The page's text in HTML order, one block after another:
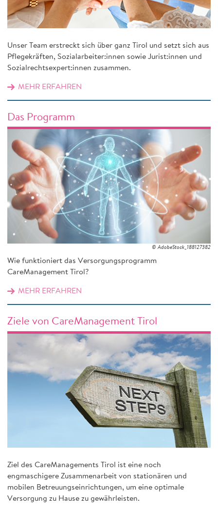
Unser Team erstreckt sich über ganz Tirol und setzt sich aus
Pflegekräften, Sozialarbeiter:innen sowie Jurist:innen und
Sozialrechtsexpert:innen zusammen.
MEHR ERFAHREN
Das Programm
© AdobeStock_188127382
Wie funktioniert das Versorgungsprogramm
CareManagement Tirol?
MEHR ERFAHREN
Ziele von CareManagement Tirol
Ziel des CareManagements Tirol ist eine noch
engmaschigere Zusammenarbeit von stationären und
mobilen Betreuungseinrichtungen, um eine optimale
Versorgung zu Hause zu gewährleisten.